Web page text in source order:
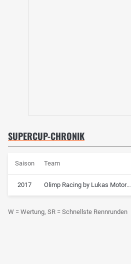
SUPERCUP-CHRONIK
Saison Team
2017 Olimp Racing by Lukas Motorsport
W = Wertung, SR = Schnellste Rennrunden